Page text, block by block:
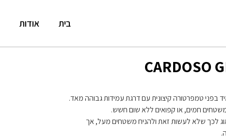
בית אודות
בפני טמפרטורה קיצונית עם דרגת עמידות גבוהה מאד.
חמים, או קפואים ללא שום חשש.
לכך שלא לעשות זאת ולהניח משטחים מעל, אך